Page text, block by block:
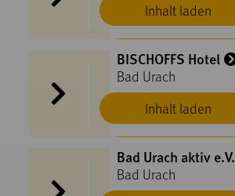
Inhalt laden
Inhalt laden
BISCHOFFS Hotel
Bad Urach
Bad Urach aktiv e.V.
Bad Urach